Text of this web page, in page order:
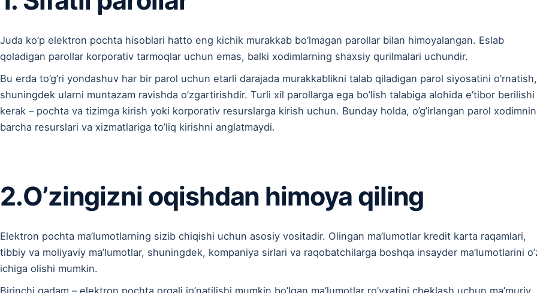
Juda ko’p elektron pochta hisoblari hatto eng kichik murakkab bo’lmagan parollar bilan himoyalangan. Eslab
qoladigan parollar korporativ tarmoqlar uchun emas, balki xodimlarning shaxsiy qurilmalari uchundir.
Bu erda to’g’ri yondashuv har bir parol uchun etarli darajada murakkablikni talab qiladigan parol siyosatini o’rnatish,
shuningdek ularni muntazam ravishda o’zgartirishdir. Turli xil parollarga ega bo’lish talabiga alohida e’tibor berilishi
kerak – pochta va tizimga kirish yoki korporativ resurslarga kirish uchun. Bunday holda, o’g’irlangan parol
barcha resurslari va xizmatlariga to’liq kirishni anglatmaydi.
2.O’zingizni oqishdan himoya qiling
Elektron pochta ma’lumotlarning sizib chiqishi uchun asosiy vositadir. Olingan ma’lumotlar kredit karta raqamlari,
tibbiy va moliyaviy ma’lumotlar, shuningdek, kompaniya sirlari va raqobatchilarga boshqa insayder ma’lumotlarini
ichiga olishi mumkin.
Birinchi qadam – elektron pochta orqali jo’natilishi mumkin bo’lgan ma’lumotlar ro’yxatini cheklash uchun ma’muriy